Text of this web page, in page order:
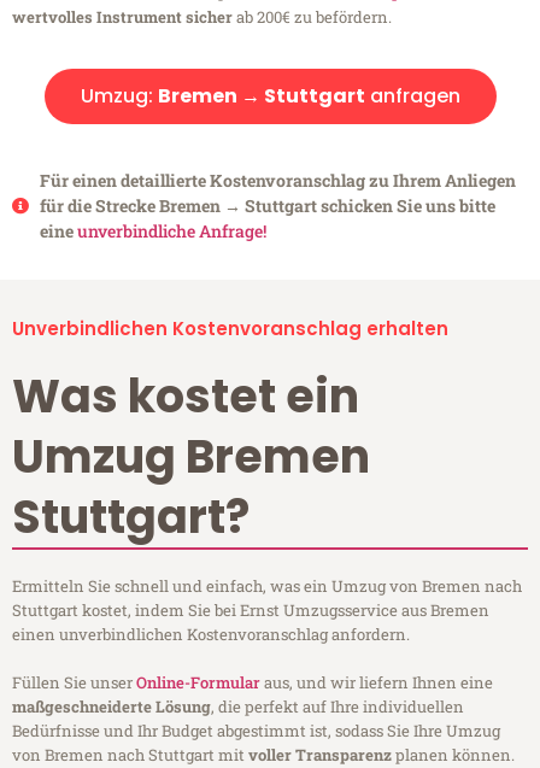
wertvolles Instrument sicherab 200€ zu befördern.
Umzug: Bremen → Stuttgart anfragen
Für einen detaillierte Kostenvoranschlag zu Ihrem Anliegen
für die Strecke Bremen → Stuttgart schicken Sie uns bitte
eineunverbindliche Anfrage!
Unverbindlichen Kostenvoranschlag erhalten
Was kostet ein
Umzug Bremen
Stuttgart?
Ermitteln Sie schnell und einfach, was ein Umzug von Bremen nach
Stuttgart kostet, indem Sie bei Ernst Umzugsservice aus Bremen
einen unverbindlichen Kostenvoranschlag anfordern.
Füllen Sie unserOnline-Formularaus, und wir liefern Ihnen eine
maßgeschneiderte Lösung, die perfekt auf Ihre individuellen
Bedürfnisse und Ihr Budget abgestimmt ist, sodass Sie Ihre Umzug
von Bremen nach Stuttgart mitvoller Transparenzplanen können.